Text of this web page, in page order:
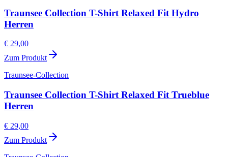
Traunsee Collection T-Shirt Relaxed Fit Hydro
Herren
€ 29,00
Zum Produkt
Traunsee-Collection
Traunsee Collection T-Shirt Relaxed Fit Trueblue
Herren
€ 29,00
Zum Produkt